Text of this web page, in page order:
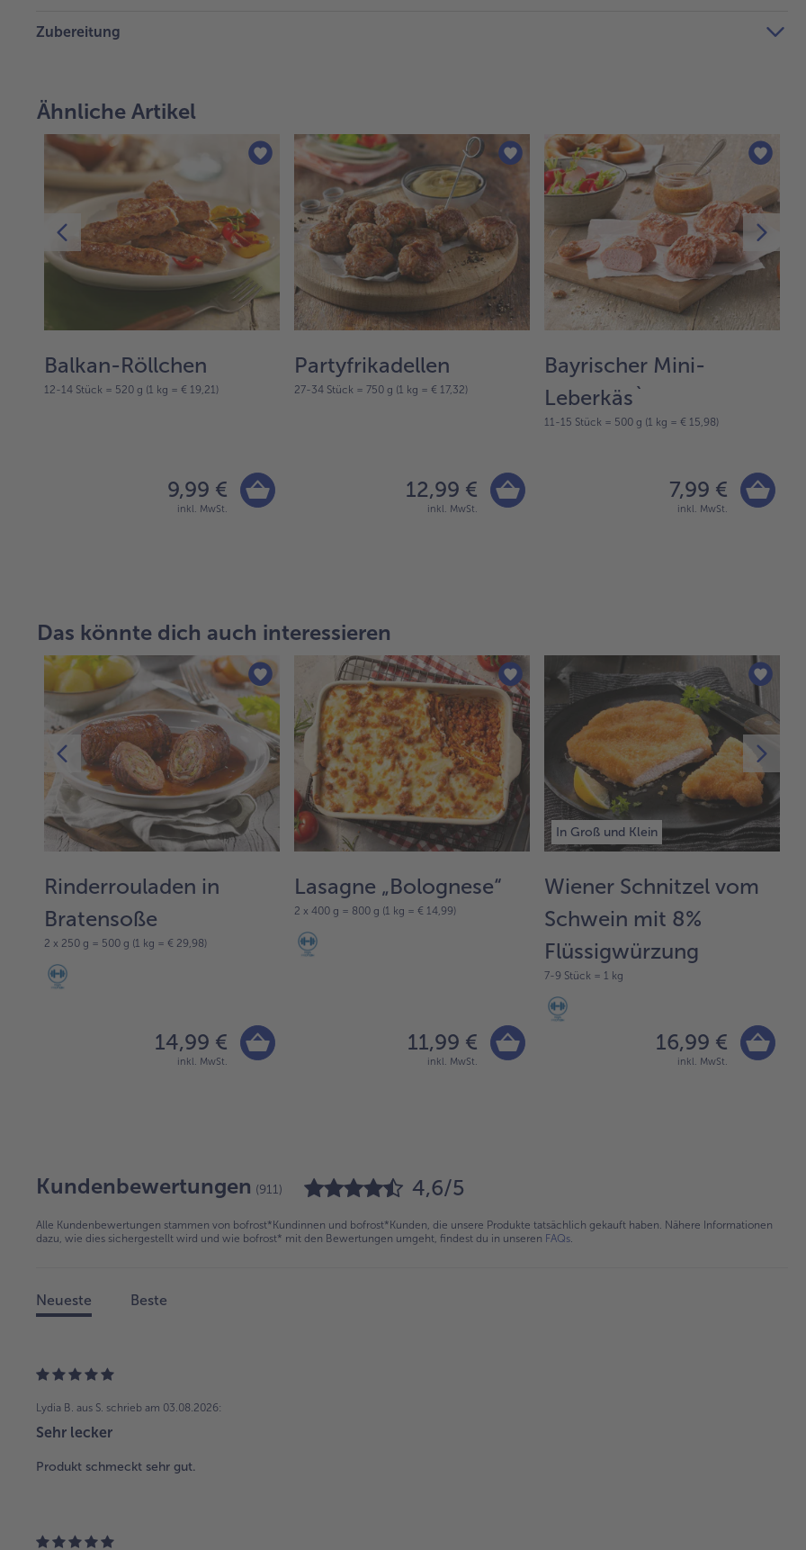
Zubereitung
Ähnliche Artikel
Balkan-Röllchen
12-14 Stück = 520 g (1 kg = € 19,21)
9,99 €
inkl. MwSt.
Partyfrikadellen
27-34 Stück = 750 g (1 kg = € 17,32)
12,99 €
inkl. MwSt.
Bayrischer Mini-
Leberkäs`
11-15 Stück = 500 g (1 kg = € 15,98)
7,99 €
inkl. MwSt.
Das könnte dich auch interessieren
Rinderrouladen in
Bratensoße
2 x 250 g = 500 g (1 kg = € 29,98)
14,99 €
inkl. MwSt.
Lasagne „Bolognese“
2 x 400 g = 800 g (1 kg = € 14,99)
11,99 €
inkl. MwSt.
In Groß und Klein
Wiener Schnitzel vom
Schwein mit 8%
Flüssigwürzung
7-9 Stück = 1 kg
16,99 €
inkl. MwSt.
Kundenbewertungen (911) 4,6/5
Alle Kundenbewertungen stammen von bofrost*Kundinnen und bofrost*Kunden, die unsere Produkte tatsächlich gekauft haben. Nähere Informationen
dazu, wie dies sichergestellt wird und wie bofrost* mit den Bewertungen umgeht, findest du in unseren FAQs.
Neueste Beste
Lydia B. aus S. schrieb am 03.08.2026:
Sehr lecker
Produkt schmeckt sehr gut.